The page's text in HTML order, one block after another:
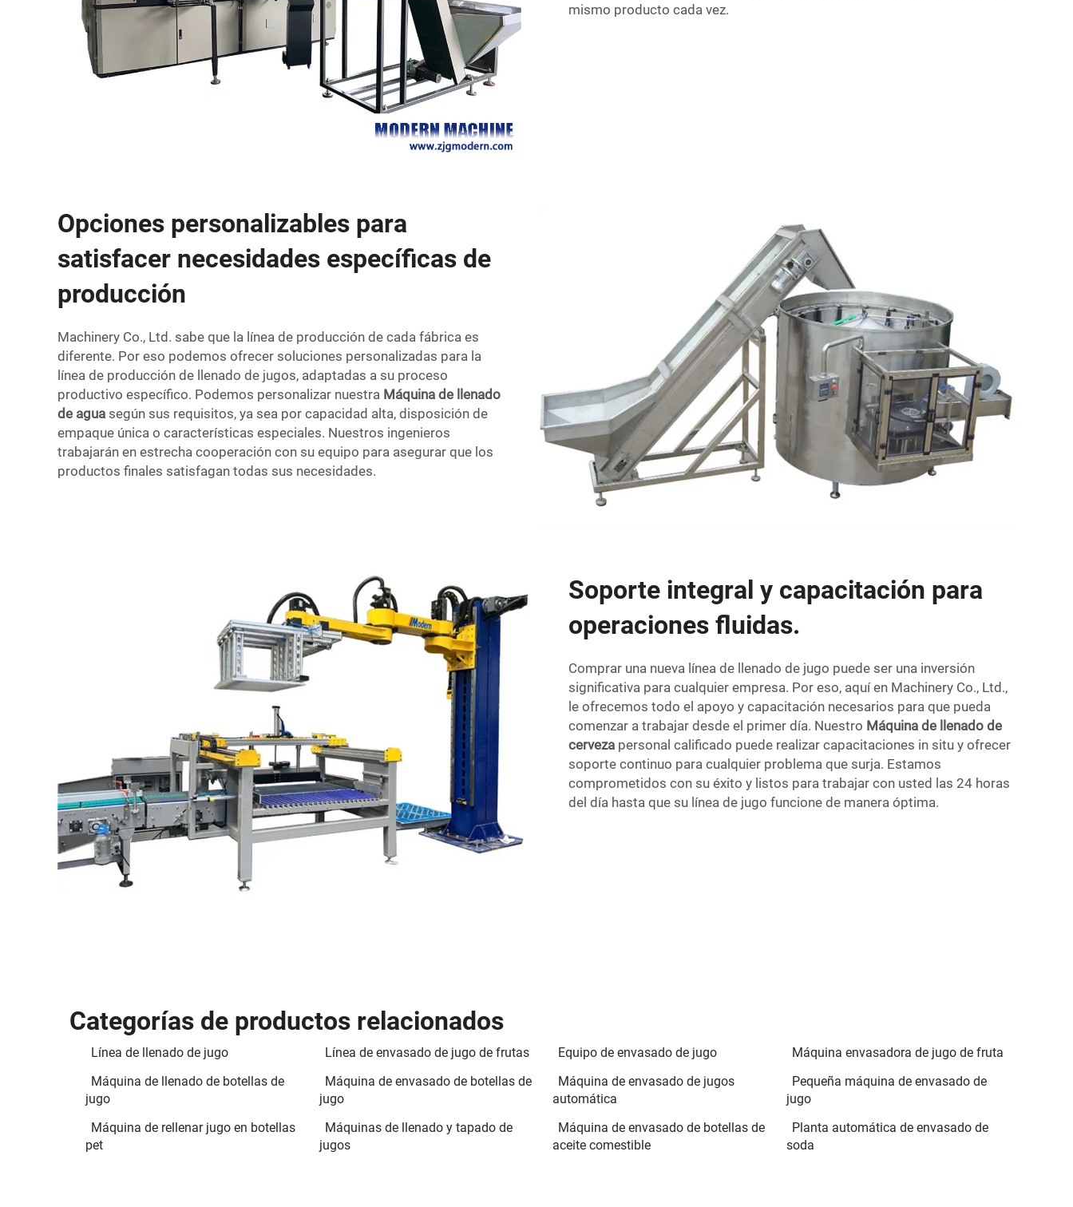
mismo producto cada vez.
Opciones personalizables para
satisfacer necesidades específicas de
producción
Machinery Co., Ltd. sabe que la línea de producción de cada fábrica es
diferente. Por eso podemos ofrecer soluciones personalizadas para la
línea de producción de llenado de jugos, adaptadas a su proceso
productivo específico. Podemos personalizar nuestra Máquina de llenado
de agua según sus requisitos, ya sea por capacidad alta, disposición de
empaque única o características especiales. Nuestros ingenieros
trabajarán en estrecha cooperación con su equipo para asegurar que los
productos finales satisfagan todas sus necesidades.
Soporte integral y capacitación para
operaciones fluidas.
Comprar una nueva línea de llenado de jugo puede ser una inversión
significativa para cualquier empresa. Por eso, aquí en Machinery Co., Ltd.,
le ofrecemos todo el apoyo y capacitación necesarios para que pueda
comenzar a trabajar desde el primer día. Nuestro Máquina de llenado de
cerveza personal calificado puede realizar capacitaciones in situ y ofrecer
soporte continuo para cualquier problema que surja. Estamos
comprometidos con su éxito y listos para trabajar con usted las 24 horas
del día hasta que su línea de jugo funcione de manera óptima.
Categorías de productos relacionados
Línea de llenado de jugo Línea de envasado de jugo de frutas Equipo de envasado de jugo
Máquina envasadora de jugo de fruta
Máquina de llenado de botellas de
jugo
Máquina de envasado de botellas de
jugo
Máquina de envasado de jugos
automática
Pequeña máquina de envasado de
jugo
Máquina de rellenar jugo en botellas
pet
Máquinas de llenado y tapado de
jugos
Máquina de envasado de botellas de
aceite comestible
Planta automática de envasado de
soda